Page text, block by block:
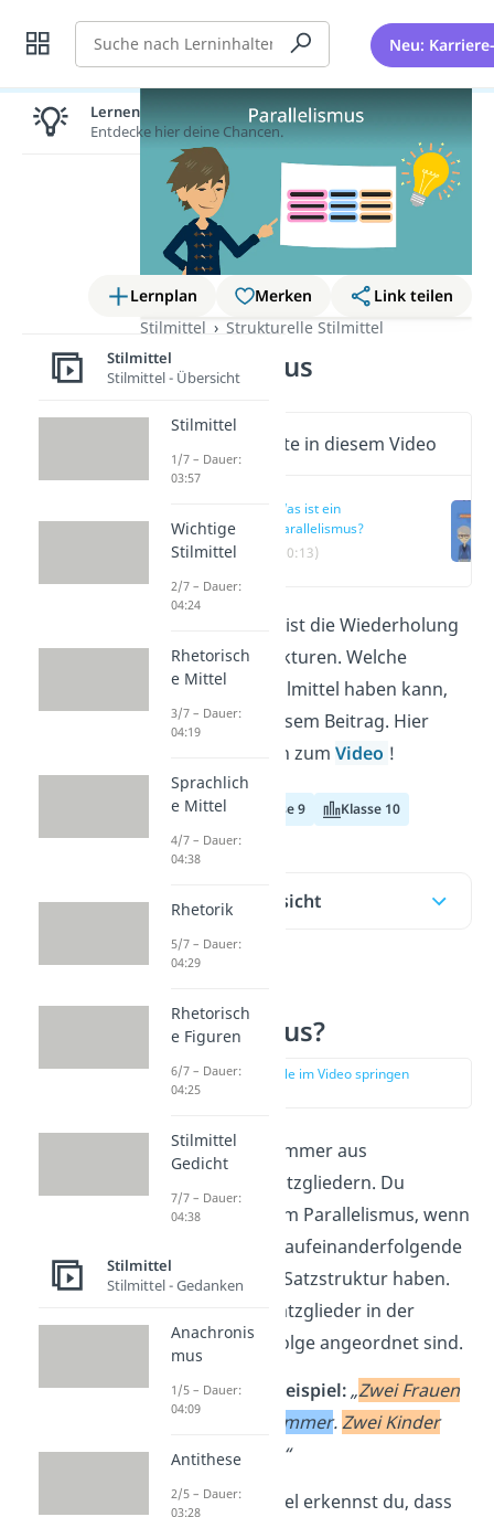
Suche Neu:
Lernplan Merken
Link teilen
Stilmittel
Strukturelle Stilmittel
Parallelismus
Wichtige Inhalte in diesem Video
Was ist ein
Parallelismus?
(00:13)
Ein Parallelismus ist die Wiederholung
gleicher Satzstrukturen. Welche
Wirkung er als Stilmittel haben kann,
erfährst du in diesem Beitrag. Hier
kommst du gleich zumVideo !
Klasse 8 Klasse 9 Klasse 10
Inhaltsübersicht
Was ist ein
Parallelismus?
zur Stelle im Video springen
Ein Satz besteht immer aus
verschiedenen Satzgliedern. Du
sprichst von einem Parallelismus, wenn
mindestens zwei aufeinanderfolgende
Sätze die gleiche Satzstruktur haben.
Also wenn ihre Satzglieder in der
gleichen Reihenfolge angeordnet sind.
Parallelismus – Beispiel:„Zwei Frauen
im Wohnzimmer.Zwei Kinder
spielendaneben
.“
Bei diesem Beispiel erkennst du, dass
Lernen lohnt sich!
Entdecke hier deine Chancen.
Stilmittel
Stilmittel - Übersicht
Stilmittel
1/7 – Dauer:
03:57
Wichtige
Stilmittel
2/7 – Dauer:
04:24
Rhetorisch
e Mittel
3/7 – Dauer:
04:19
Sprachlich
e Mittel
4/7 – Dauer:
04:38
Rhetorik
5/7 – Dauer:
04:29
Rhetorisch
e Figuren
6/7 – Dauer:
04:25
Stilmittel
Gedicht
7/7 – Dauer:
04:38
Stilmittel
Stilmittel - Gedanken
Anachronis
mus
1/5 – Dauer:
04:09
Antithese
2/5 – Dauer:
03:28